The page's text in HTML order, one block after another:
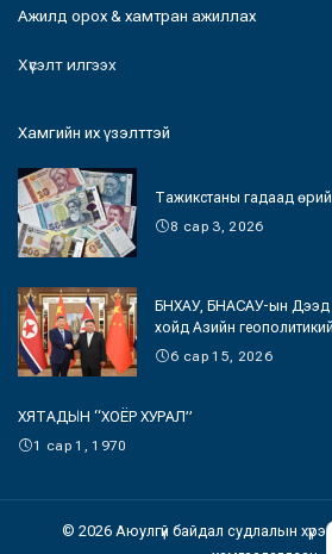
Ажилд орох & хамтран ажиллах
Хүсэлт илгээх
Хамгийн их үзэлттэй
Тажикстаны гадаад
8 сар 3, 2026
БНХАУ, БНАСАУ-ын Дээд
хойд Азийн
6 сар 15, 2026
ХЯТАДЫН “ХОЁР ХУРАЛ”
1 сар 1, 1970
© 2026 Аюулгүй байдал судлалын